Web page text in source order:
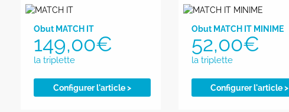
Obut MATCH IT
149,00€
Configurer l'article >
Obut MATCH IT MINIME
52,00€
Configurer l'article >